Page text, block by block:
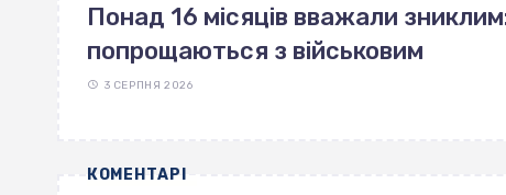
Понад 16 місяців вважали
попрощаються з військовим
3 СЕРПНЯ 2026
КОМЕНТАРІ